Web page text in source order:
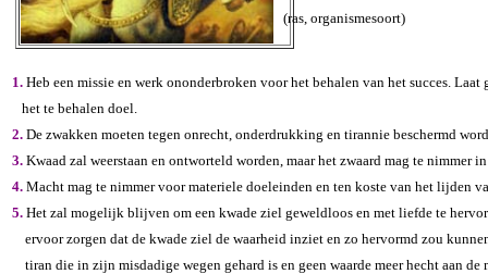
(ras,
1. Heb een missie en werk ononderbroken voor het behalen van het succes.
het te behalen doel.
2. De zwakken moeten tegen onrecht, onderdrukking en tirannie beschermd
3. Kwaad zal weerstaan en ontworteld worden, maar het zwaard mag te nimmer
4. Macht mag te nimmer voor materiele doeleinden en ten koste van het lijden
5. Het zal mogelijk blijven om een kwade ziel geweldloos en met liefde te
ervoor zorgen dat de kwade ziel de waarheid inziet en zo hervormd zou
tiran die in zijn misdadige wegen gehard is en geen waarde meer hecht aan de